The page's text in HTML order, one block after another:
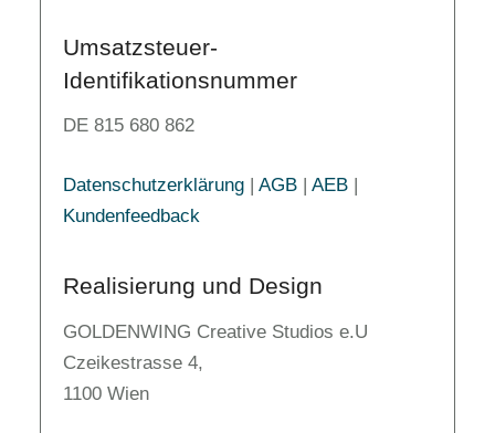
Umsatzsteuer-
Identifikationsnummer
DE 815 680 862
Datenschutzerklärung | AGB | AEB |
Kundenfeedback
Realisierung und Design
GOLDENWING Creative Studios e.U
Czeikestrasse 4,
1100 Wien